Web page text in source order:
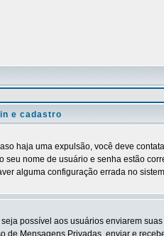
e cadastro
haja uma expulsão, você deve
nome de usuário e senha estão
alguma configuração errada no
possível aos usuários enviarem
Mensagens Privadas, enviar e